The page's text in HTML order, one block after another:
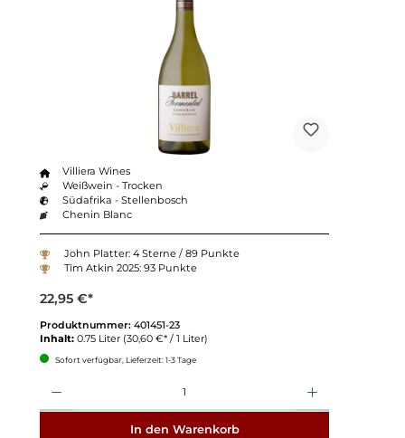
Villiera Wines
Weißwein - Trocken
Südafrika - Stellenbosch
Chenin Blanc
John Platter: 4 Sterne / 89 Punkte
Tim Atkin 2025: 93 Punkte
22,95 €*
Produktnummer: 401451-23
Inhalt: 0.75 Liter (30,60 €* / 1 Liter)
Sofort verfügbar, Lieferzeit: 1-3 Tage
In den Warenkorb